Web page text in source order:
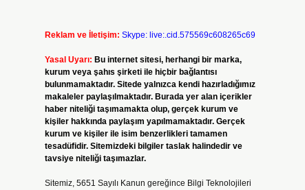
Reklam ve İletişim: Skype: live:.cid.575569c608265c69
Yasal Uyarı: Bu internet sitesi, herhangi bir marka,
kurum veya şahıs şirketi ile hiçbir bağlantısı
bulunmamaktadır. Sitede yalnızca kendi hazırladığımız
makaleler paylaşılmaktadır. Burada yer alan içerikler
haber niteliği taşımamakta olup, gerçek kurum ve
kişiler hakkında paylaşım yapılmamaktadır. Gerçek
kurum ve kişiler ile isim benzerlikleri tamamen
tesadüfidir. Sitemizdeki bilgiler taslak halindedir ve
tavsiye niteliği taşımazlar.
Sitemiz, 5651 Sayılı Kanun gereğince Bilgi Teknolojileri